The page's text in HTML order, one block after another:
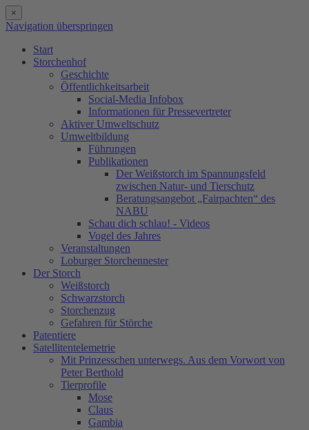
×
Navigation überspringen
Start
Storchenhof
Geschichte
Öffentlichkeitsarbeit
Social-Media Infobox
Informationen für Pressevertreter
Aktiver Umweltschutz
Umweltbildung
Führungen
Publikationen
Der Weißstorch im Spannungsfeld
zwischen Natur- und Tierschutz
Beratungsangebot „Fairpachten“ des
NABU
Schau dich schlau! - Videos
Vogel des Jahres
Veranstaltungen
Loburger Storchennester
Der Storch
Weißstorch
Schwarzstorch
Storchenzug
Gefahren für Störche
Patentiere
Satellitentelemetrie
Mit Prinzesschen unterwegs. Aus dem Vorwort von
Peter Berthold
Tierprofile
Mose
Claus
Gambia